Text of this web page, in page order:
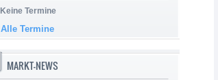
Keine Termine
Alle Termine
MARKT-NEWS